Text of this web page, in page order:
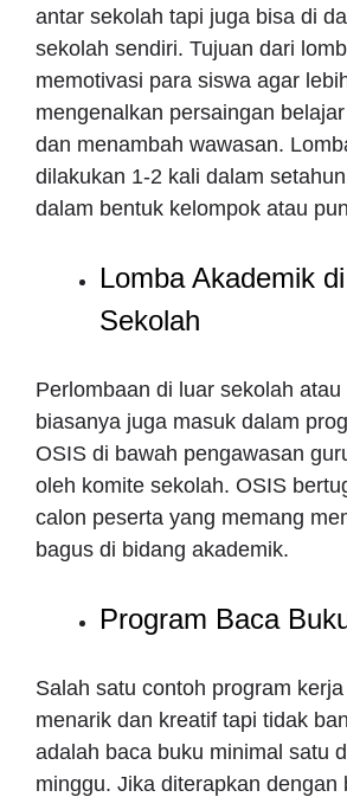
antar sekolah tapi juga bisa di
sekolah sendiri. Tujuan dari
memotivasi para siswa agar
mengenalkan persaingan
dan menambah wawasan.
dilakukan 1-2 kali dalam
dalam bentuk kelompok atau
Lomba Akademik
Sekolah
Perlombaan di luar sekolah
biasanya juga masuk dalam
OSIS di bawah pengawasan
oleh komite sekolah. OSIS
calon peserta yang memang
bagus di bidang akademik.
Program Baca
Salah satu contoh program
menarik dan kreatif tapi tidak
adalah baca buku minimal satu
minggu. Jika diterapkan dengan